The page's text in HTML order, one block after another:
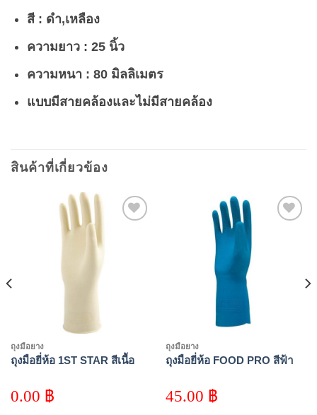
สี : ดำ,เหลือง
ความยาว : 25 นิ้ว
ความหนา : 80 มิลลิเมตร
แบบมีสายคล้องและไม่มีสายคล้อง
สินค้าที่เกี่ยวข้อง
ถุงมือยาง
ถุงมือยี่ห้อ 1ST STAR สีเนื้อ
0.00 ฿
ถุงมือยาง
ถุงมือยี่ห้อ FOOD PRO สีฟ้า
45.00 ฿